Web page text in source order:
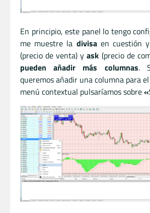
En principio, este panel lo tengo
me muestre la divisaen cuestión
(precio de venta) yask (precio de
pueden añadir más columnas.
queremos añadir una columna para
menú contextual pulsaríamos sobre